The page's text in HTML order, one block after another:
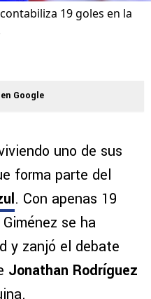
Google
uno de sus
forma parte del
. Con apenas 19
se ha